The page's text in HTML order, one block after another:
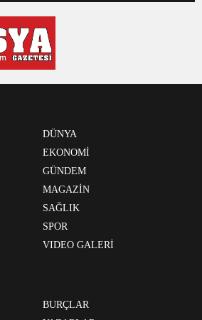
DÜNYA
EKONOMİ
GÜNDEM
MAGAZİN
SAĞLIK
SPOR
VIDEO GALERİ
BURÇLAR